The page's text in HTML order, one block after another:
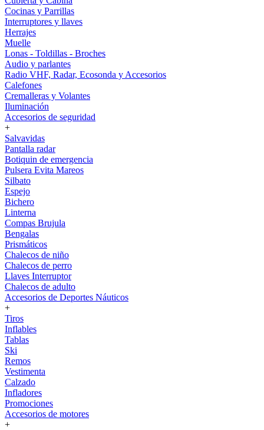
Cocinas y Parrillas
Interruptores y llaves
Herrajes
Muelle
Lonas - Toldillas - Broches
Audio y parlantes
Radio VHF, Radar, Ecosonda y Accesorios
Calefones
Cremalleras y Volantes
Iluminación
Accesorios de seguridad
+
Salvavidas
Pantalla radar
Botiquin de emergencia
Pulsera Evita Mareos
Silbato
Espejo
Bichero
Linterna
Compas Brujula
Bengalas
Prismáticos
Chalecos de niño
Chalecos de perro
Llaves Interruptor
Chalecos de adulto
Accesorios de Deportes Náuticos
+
Tiros
Inflables
Tablas
Ski
Remos
Vestimenta
Calzado
Infladores
Promociones
Accesorios de motores
+